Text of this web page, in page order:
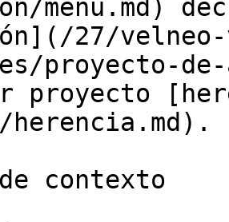
menu.md)
27/
proyecto-
proyecto
herencia.md).
contexto